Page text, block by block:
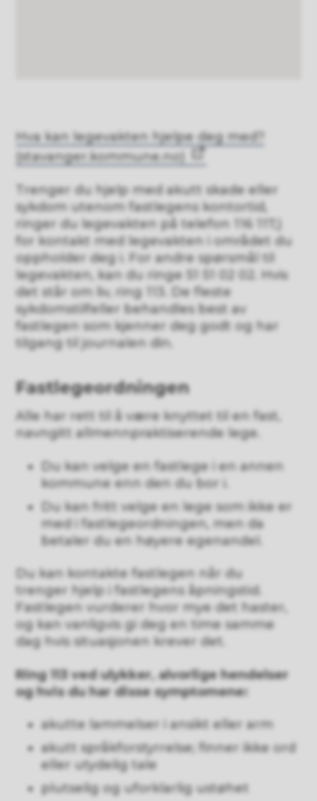
Hva kan legevakten hjelpe deg med?
(stavanger.kommune.no)
Trenger du hjelp med akutt skade eller
sykdom utenom fastlegens kontortid,
ringer du legevakten på telefon 116 117,)
for kontakt med legevakten i området du
oppholder deg i. For andre spørsmål til
legevakten, kan du ringe 51 51 02 02. Hvis
det står om liv, ring 113. De fleste
sykdomstilfeller behandles best av
fastlegen som kjenner deg godt og har
tilgang til journalen din.
Fastlegeordningen
Alle har rett til å være knyttet til en fast,
navngitt allmennpraktiserende lege.
Du kan velge en fastlege i en annen
kommune enn den du bor i.
Du kan fritt velge en lege som ikke er
med i fastlegeordningen, men da
betaler du en høyere egenandel.
Du kan kontakte fastlegen når du
trenger hjelp i fastlegens åpningstid.
Fastlegen vurderer hvor mye det haster,
og kan vanligvis gi deg en time samme
dag hvis situasjonen krever det.
Ring 113 ved ulykker, alvorlige hendelser
og hvis du har disse symptomene:
akutte lammelser i ansikt eller arm
akutt språkforstyrrelse; finner ikke ord
eller utydelig tale
plutselig og uforklarlig ustøhet